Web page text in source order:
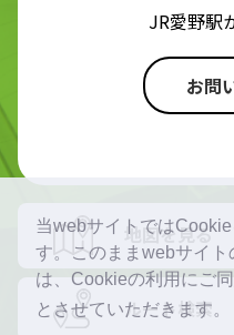
当webサイトでは
す。このままwebサイ
は、Cookieの利用にご
とさせていただきます。
JR愛野駅
お問
地図を見る
ルート検索